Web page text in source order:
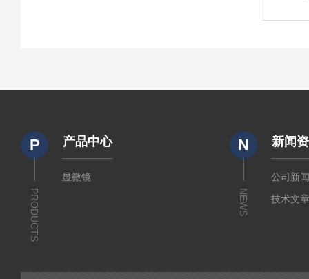
P
PRODUCTS
产品中心
显微镜
N
NEWS
新闻
公司新
技术文